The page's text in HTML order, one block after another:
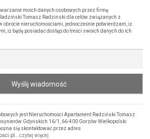
moich danych osobowych przez firmę
Tomasz Radziński dla celów związanych z
obrocie nieruchomościami, jednocześnie potwierdzam, iż
iż będę posiadać dostęp do treści swoich danych do ich
Wyślij wiadomość
jest Nieruchomości Apartament Radziński Tomasz
Gdyńskich 16/1, 66-400 Gorzów Wielkopolski
się skontaktować przez adres
czytaj więcej